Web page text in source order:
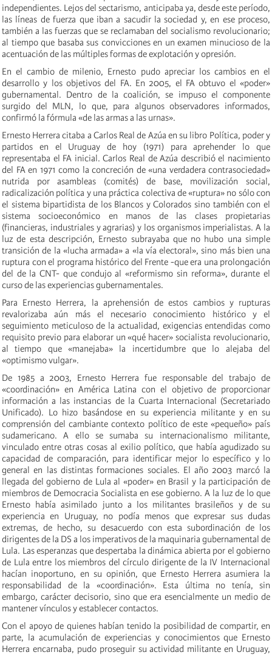
independientes. Lejos del sectarismo, anticipaba ya, desde este período,
las líneas de fuerza que iban a sacudir la sociedad y, en ese proceso,
también a las fuerzas que se reclamaban del socialismo revolucionario;
al tiempo que basaba sus convicciones en un examen minucioso de la
acentuación de las múltiples formas de explotación y opresión.
En el cambio de milenio, Ernesto pudo apreciar los cambios en el
desarrollo y los objetivos del FA. En 2005, el FA obtuvo el «poder»
gubernamental. Dentro de la coalición, se impuso el componente
surgido del MLN, lo que, para algunos observadores informados,
confirmó la fórmula «de las armas a las urnas».
Ernesto Herrera citaba a Carlos Real de Azúa en su libro Política, poder y
partidos en el Uruguay de hoy (1971) para aprehender lo que
representaba el FA inicial. Carlos Real de Azúa describió el nacimiento
del FA en 1971 como la concreción de «una verdadera contrasociedad»
nutrida por asambleas (comités) de base, movilización social,
radicalización política y una práctica colectiva de «ruptura» no sólo con
el sistema bipartidista de los Blancos y Colorados sino también con el
sistema socioeconómico en manos de las clases propietarias
(financieras, industriales y agrarias) y los organismos imperialistas. A la
luz de esta descripción, Ernesto subrayaba que no hubo una simple
transición de la «lucha armada» a «la vía electoral», sino más bien una
ruptura con el programa histórico del Frente -que era una prolongación
del de la CNT- que condujo al «reformismo sin reforma», durante el
curso de las experiencias gubernamentales.
Para Ernesto Herrera, la aprehensión de estos cambios y rupturas
revalorizaba aún más el necesario conocimiento histórico y el
seguimiento meticuloso de la actualidad, exigencias entendidas como
requisito previo para elaborar un «qué hacer» socialista revolucionario,
al tiempo que «manejaba» la incertidumbre que lo alejaba del
«optimismo vulgar».
De 1985 a 2003, Ernesto Herrera fue responsable del trabajo de
«coordinación» en América Latina con el objetivo de proporcionar
información a las instancias de la Cuarta Internacional (Secretariado
Unificado). Lo hizo basándose en su experiencia militante y en su
comprensión del cambiante contexto político de este «pequeño» país
sudamericano. A ello se sumaba su internacionalismo militante,
vinculado entre otras cosas al exilio político, que había agudizado su
capacidad de comparación, para identificar mejor lo específico y lo
general en las distintas formaciones sociales. El año 2003 marcó la
llegada del gobierno de Lula al «poder» en Brasil y la participación de
miembros de Democracia Socialista en ese gobierno. A la luz de lo que
Ernesto había asimilado junto a los militantes brasileños y de su
experiencia en Uruguay, no podía menos que expresar sus dudas
extremas, de hecho, su desacuerdo con esta subordinación de los
dirigentes de la DS a los imperativos de la maquinaria gubernamental de
Lula. Las esperanzas que despertaba la dinámica abierta por el gobierno
de Lula entre los miembros del círculo dirigente de la IV Internacional
hacían inoportuno, en su opinión, que Ernesto Herrera asumiera la
responsabilidad de la «coordinación». Esta última no tenía, sin
embargo, carácter decisorio, sino que era esencialmente un medio de
mantener vínculos y establecer contactos.
Con el apoyo de quienes habían tenido la posibilidad de compartir, en
parte, la acumulación de experiencias y conocimientos que Ernesto
Herrera encarnaba, pudo proseguir su actividad militante en Uruguay,